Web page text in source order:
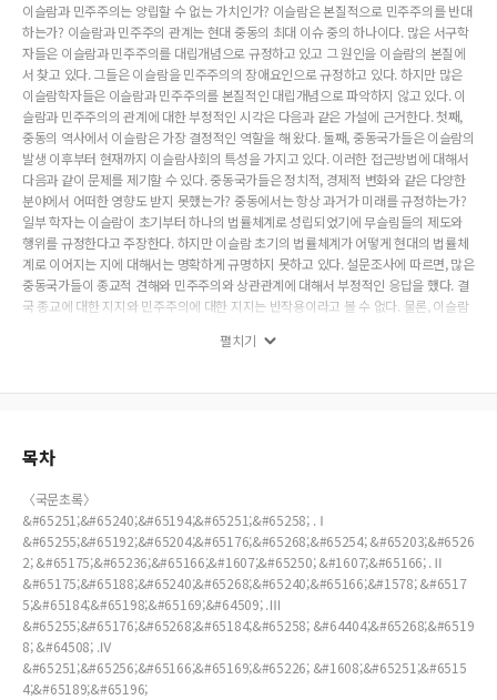
이슬람과 민주주의는 양립할 수 없는 가치인가? 이슬람은 본질적으로 민주주의를 반대
하는가? 이슬람과 민주주의 관계는 현대 중동의 최대 이슈 중의 하나이다. 많은 서구학
자들은 이슬람과 민주주의를 대립개념으로 규정하고 있고 그 원인을 이슬람의 본질에
서 찾고 있다. 그들은 이슬람을 민주주의의 장애요인으로 규정하고 있다. 하지만 많은
이슬람학자들은 이슬람과 민주주의를 본질적인 대립개념으로 파악하지 않고 있다. 이
슬람과 민주주의의 관계에 대한 부정적인 시각은 다음과 같은 가설에 근거한다. 첫째,
중동의 역사에서 이슬람은 가장 결정적인 역할을 해 왔다. 둘째, 중동국가들은 이슬람의
발생 이후부터 현재까지 이슬람사회의 특성을 가지고 있다. 이러한 접근방법에 대해서
다음과 같이 문제를 제기할 수 있다. 중동국가들은 정치적, 경제적 변화와 같은 다양한
분야에서 어떠한 영향도 받지 못했는가? 중동에서는 항상 과거가 미래를 규정하는가?
일부 학자는 이슬람이 초기부터 하나의 법률체계로 성립되었기에 무슬림들의 제도와
행위를 규정한다고 주장한다. 하지만 이슬람 초기의 법률체계가 어떻게 현대의 법률체
계로 이어지는 지에 대해서는 명확하게 규명하지 못하고 있다. 설문조사에 따르면, 많은
중동국가들이 종교적 견해와 민주주의와 상관관계에 대해서 부정적인 응답을 했다. 결
국 종교에 대한 지지와 민주주의에 대한 지지는 반작용이라고 볼 수 없다. 물론, 이슬람
이 존재한다. 하지만 이것은 서구국가에서도 유사하다는 것을 볼 수 있다. 따라서 이슬
펼치기
목차
〈국문초록〉
&#65251;&#65240;&#65194;&#65251;&#65258; .Ⅰ
&#65255;&#65192;&#65204;&#65176;&#65268;&#65254; &#65203;&#6526
2; &#65175;&#65236;&#65166;&#1607;&#65250; &#1607;&#65166; .Ⅱ
&#65175;&#65188;&#65240;&#65268;&#65240;&#65166;&#1578; &#6517
5;&#65184;&#65198;&#65169;&#64509; .Ⅲ
&#65255;&#65176;&#65268;&#65184;&#65258; &#64404;&#65268;&#6519
8; &#64508; .Ⅳ
&#65251;&#65256;&#65166;&#65169;&#65226; &#1608;&#65251;&#6515
4;&#65189;&#65196;